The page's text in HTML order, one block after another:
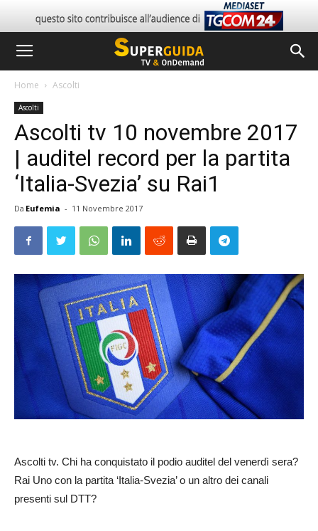
Home Ascolti
Ascolti
Ascolti tv 10 novembre 2017
| auditel record per la partita
‘Italia-Svezia’ su Rai1
Da Eufemia - 11 Novembre 2017
Ascolti tv. Chi ha conquistato il podio auditel del venerdì sera?
Rai Uno con la partita ‘Italia-Svezia’ o un altro dei canali
presenti sul DTT?